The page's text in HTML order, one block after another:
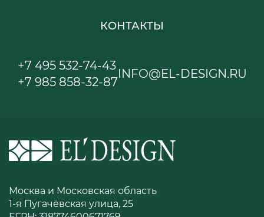
КОНТАКТЫ
+7 495 532-74-43
+7 985 858-32-87
INFO@EL-DESIGN.RU
Москва и Московская область
1-я Пугачёвская улица, 25